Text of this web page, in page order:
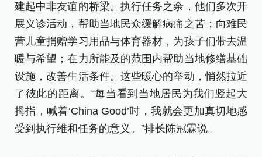
建起中非友谊的桥梁。执行任务之余，他们多次开
展义诊活动，帮助当地民众缓解病痛之苦；向难民
营儿童捐赠学习用品与体育器材，为孩子们带去温
暖与希望；在力所能及的范围内帮助当地修缮基础
设施，改善生活条件。这些暖心的举动，悄然拉近
了彼此的距离。“每当看到当地居民为我们竖起大
拇指，喊着‘China Good’时，我就会更加真切地感
受到执行维和任务的意义。”排长陈冠霖说。